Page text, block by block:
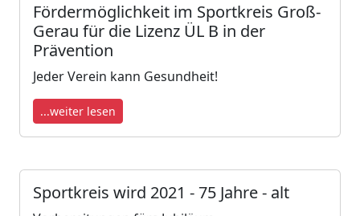
Fördermöglichkeit im Sportkreis Groß-
Gerau für die Lizenz ÜL B in der
Prävention
Jeder Verein kann Gesundheit!
...weiter lesen
Sportkreis wird 2021 - 75 Jahre - alt